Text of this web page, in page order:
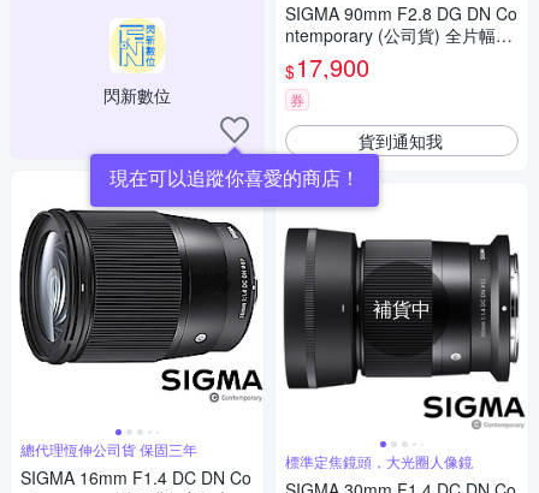
閃新數位
現在可以追蹤你喜愛的商店！
總代理恆伸公司貨 保固三年
SIGMA 16mm F1.4 DC DN Co
SIGMA 90mm F2.8 DG DN Co
ntemporary (公司貨) 全片幅微
單眼鏡頭 廣角大光圈人像鏡 i
系列
$17,900
券
貨到通知我
補貨中
標準定焦鏡頭，大光圈人像鏡